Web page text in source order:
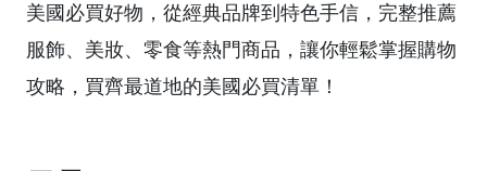
美國必買好物，從經典品牌到特色手信，完整推薦
服飾、美妝、零食等熱門商品，讓你輕鬆掌握購物
攻略，買齊最道地的美國必買清單！